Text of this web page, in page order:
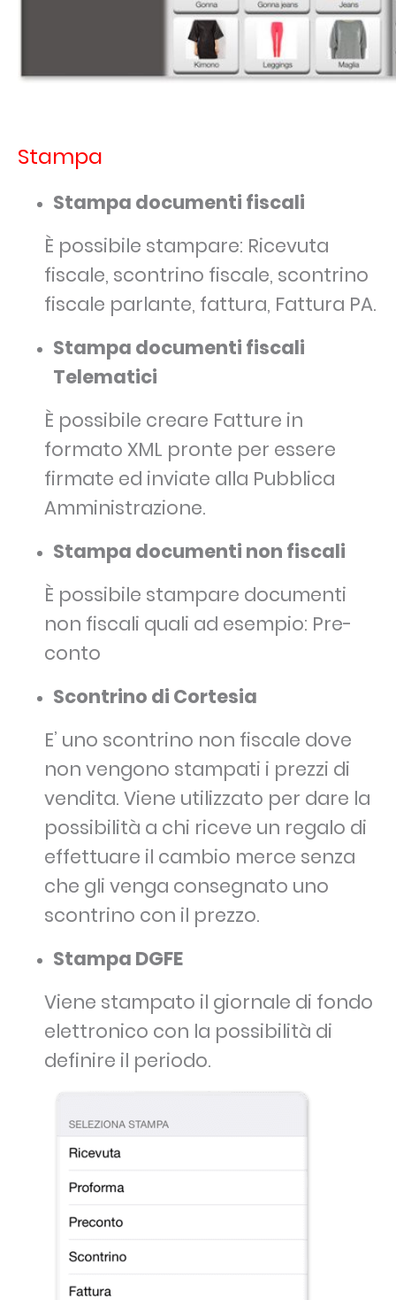
Stampa
Stampa documenti fiscali
È possibile stampare: Ricevuta
fiscale, scontrino fiscale, scontrino
fiscale parlante, fattura, Fattura PA.
Stampa documenti fiscali
Telematici
È possibile creare Fatture in
formato XML pronte per essere
firmate ed inviate alla Pubblica
Amministrazione.
Stampa documenti non fiscali
È possibile stampare documenti
non fiscali quali ad esempio: Pre-
conto
Scontrino di Cortesia
E’ uno scontrino non fiscale dove
non vengono stampati i prezzi di
vendita. Viene utilizzato per dare la
possibilità a chi riceve un regalo di
effettuare il cambio merce senza
che gli venga consegnato uno
scontrino con il prezzo.
Stampa DGFE
Viene stampato il giornale di fondo
elettronico con la possibilità di
definire il periodo.